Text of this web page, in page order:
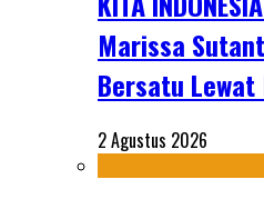
Marissa
Bersatu
2 Agustus 2026